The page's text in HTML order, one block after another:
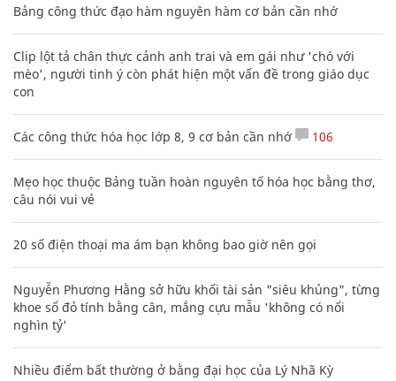
Bảng công thức đạo hàm nguyên hàm cơ bản cần nhớ
Clip lột tả chân thực cảnh anh trai và em gái như 'chó với
mèo', người tinh ý còn phát hiện một vấn đề trong giáo dục
con
Các công thức hóa học lớp 8, 9 cơ bản cần nhớ 106
Mẹo học thuộc Bảng tuần hoàn nguyên tố hóa học bằng thơ,
câu nói vui vẻ
20 số điện thoại ma ám bạn không bao giờ nên gọi
Nguyễn Phương Hằng sở hữu khối tài sản "siêu khủng", từng
khoe sổ đỏ tính bằng cân, mắng cựu mẫu 'không có nổi
nghìn tỷ'
Nhiều điểm bất thường ở bằng đại học của Lý Nhã Kỳ